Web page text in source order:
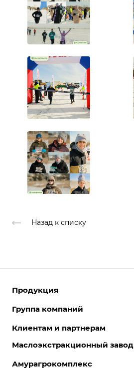
Назад к списку
Продукция
Белковые продукты
Лецитин соевый
Соя и зерновые
Группа компаний
О компании
История компании
Клиентам и партнерам
Закуп СОИ
Документы и лицензии
Маслоэкстракционный завод
Амурагрокомплекс